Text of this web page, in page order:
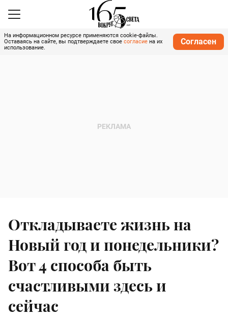
На информационном ресурсе применяются cookie-файлы.
Оставаясь на сайте, вы подтверждаете свое согласие на их
использование.
Согласен
Откладываете жизнь на
Новый год и понедельники?
Вот 4 способа быть
счастливыми здесь и
сейчас